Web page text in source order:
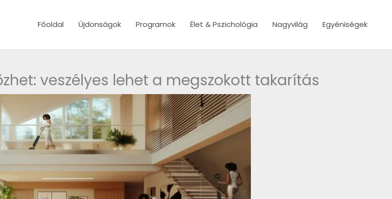
Főoldal Újdonságok Programok Élet & Pszichológia Nagyvilág Egyéniségek
veszélyes lehet a megszokott takarítás